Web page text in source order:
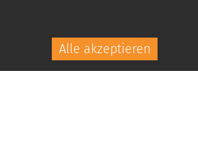
Alle akzeptieren